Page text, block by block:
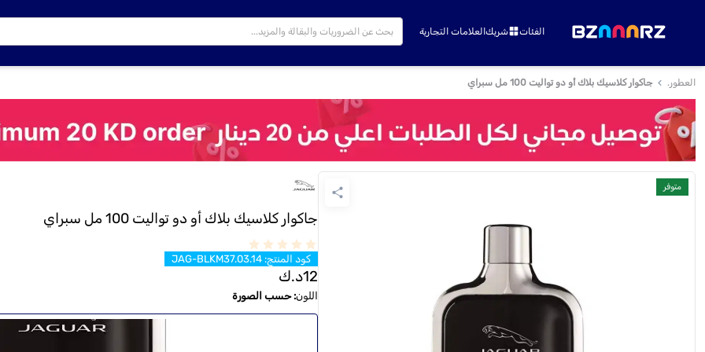
الفئات شريكالعلامات التجارية
العطور. جاكوار كلاسيك بلاك أو دو تواليت 100 مل سبراي
متوفر
جاكوار كلاسيك بلاك أو دو تواليت 100 مل سبراي
كود المنتج:
JAG-BLKM37.03.14
12د.ك
اللون:حسب الصورة